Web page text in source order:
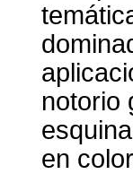
notorio
en